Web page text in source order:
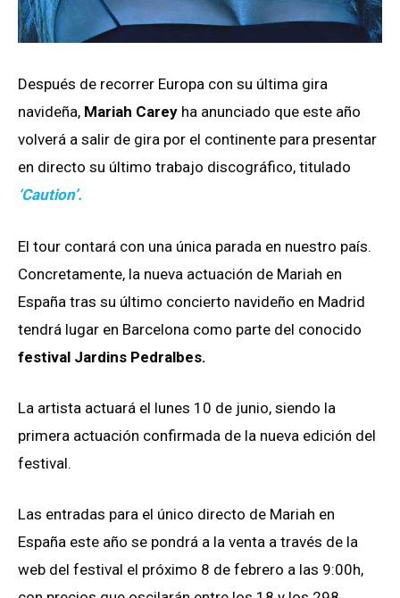
Después de recorrer Europa con su última gira
navideña, Mariah Carey ha anunciado que este año
volverá a salir de gira por el continente para presentar
en directo su último trabajo discográfico, titulado
‘Caution’.
El tour contará con una única parada en nuestro país.
Concretamente, la nueva actuación de Mariah en
España tras su último concierto navideño en Madrid
tendrá lugar en Barcelona como parte del conocido
festival Jardins Pedralbes.
La artista actuará el lunes 10 de junio, siendo la
primera actuación confirmada de la nueva edición del
festival.
Las entradas para el único directo de Mariah en
España este año se pondrá a la venta a través de la
web del festival el próximo 8 de febrero a las 9:00h,